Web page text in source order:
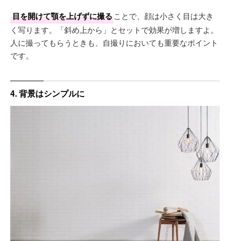
目を開けて顎を上げずに撮ることで、顔は小さく目は大き
く写ります。「斜め上から」とセットで効果が増しますよ。
人に撮ってもらうときも、自撮りにおいても重要なポイント
です。
4. 背景はシンプルに